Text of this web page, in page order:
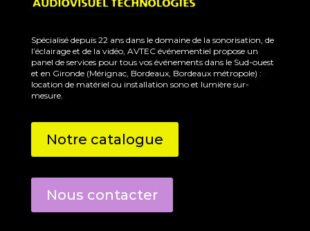
Spécialisé depuis 22 ans dans le domaine de la sonorisation, de
l’éclairage et de la vidéo, AVTEC événementiel propose un
panel de services pour tous vos événements dans le Sud-ouest
et en Gironde (Mérignac, Bordeaux, Bordeaux métropole) :
location de matériel ou installation sono et lumière sur-
mesure.
Notre catalogue
Nous contacter